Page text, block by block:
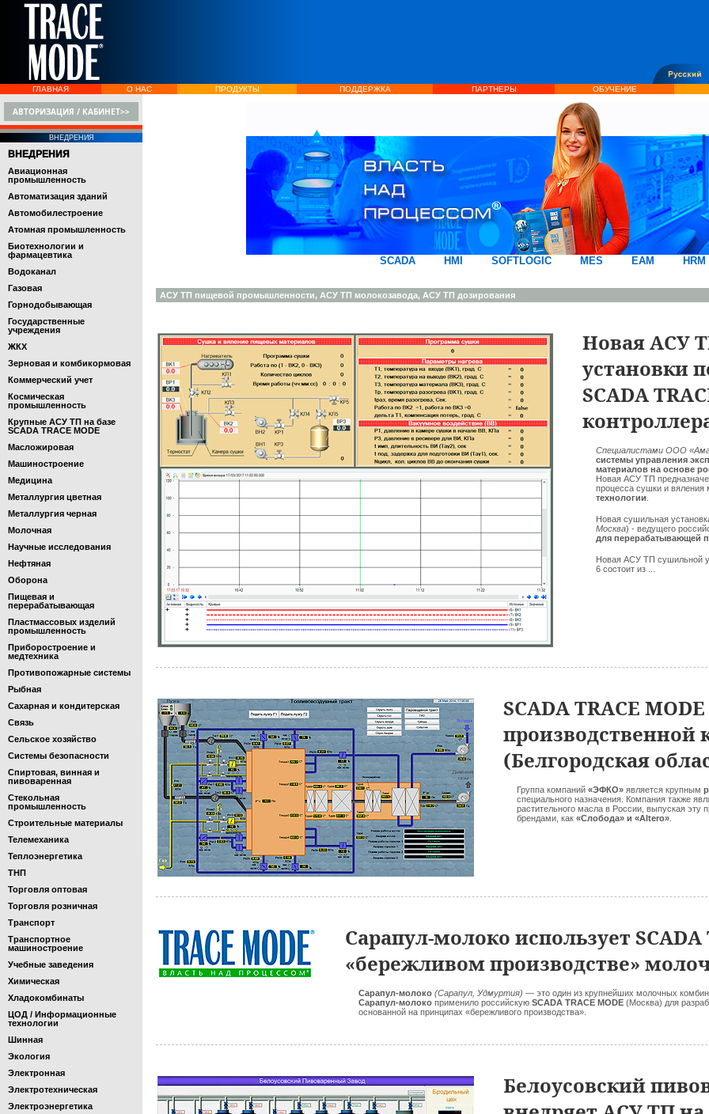
ГЛАВНАЯ О НАС ПРОДУКТЫ ПОДДЕРЖКА ПАРТНЕРЫ ОБУЧЕНИЕ
АВТОРИЗАЦИЯ / КАБИНЕТ>>
ВНЕДРЕНИЯ
ВНЕДРЕНИЯ
Авиационная
промышленность
Автоматизация зданий
Автомобилестроение
Атомная промышленность
Биотехнологии и
фармацевтика
Водоканал
Газовая
Горнодобывающая
Государственные
учреждения
ЖКХ
Зерновая и комбикормовая
Коммерческий учет
Космическая
промышленность
Крупные АСУ ТП на базе
SCADA TRACE MODE
Масложировая
Машиностроение
Медицина
Металлургия цветная
Металлургия черная
Молочная
Научные исследования
Нефтяная
Оборона
Пищевая и
перерабатывающая
Пластмассовых изделий
промышленность
Приборостроение и
медтехника
Противопожарные системы
Рыбная
Сахарная и кондитерская
Связь
Сельское хозяйство
Системы безопасности
Спиртовая, винная и
пивоваренная
Стекольная
промышленность
Строительные материалы
Телемеханика
Теплоэнергетика
ТНП
Торговля оптовая
Торговля розничная
Транспорт
Транспортное
машиностроение
Учебные заведения
Химическая
Хладокомбинаты
ЦОД / Информационные
технологии
Шинная
Экология
Электронная
Электротехническая
Электроэнергетика
SCADA HMI SOFTLOGIC MES EAM HRM
АСУ ТП пищевой промышленности, АСУ ТП молокозавода, АСУ ТП дозирования
Новая АСУ
установки
SCADA
Специалистами ООО
системы управления
материалов на основе
Новая АСУ ТП
процесса сушки и вяления
технологии
Новая сушильная
Москва) - ведущего
для перерабатывающей
Новая АСУ ТП сушильной
6 состоит из ...
SCADA TRACE
производственной
(Белгородская
Группа компаний «ЭФКО» является крупным
специального назначения. Компания также
растительного масла в России, выпуская эту
брендами, как «Слобода» и «Altero»
Сарапул-молоко использует SCADA
«бережливом производстве»
Сарапул-молоко (Сарапул, Удмуртия) — это один из крупнейших молочных
Сарапул-молоко применило российскую SCADA TRACE MODE (Москва) для
основанной на принципах «бережливого производства».
Белоусовский